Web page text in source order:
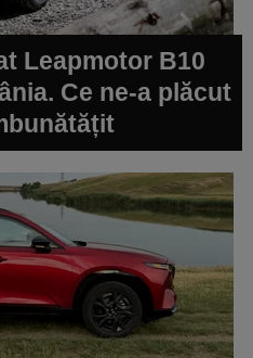
Leapmotor B10
Ce ne-a plăcut